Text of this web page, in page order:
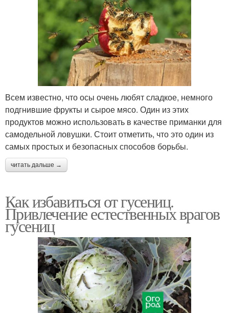
Всем известно, что осы очень любят сладкое, немного
подгнившие фрукты и сырое мясо. Один из этих
продуктов можно использовать в качестве приманки для
самодельной ловушки. Стоит отметить, что это один из
самых простых и безопасных способов борьбы.
читать дальше →
Как избавиться от гусениц.
Привлечение естественных врагов
гусениц